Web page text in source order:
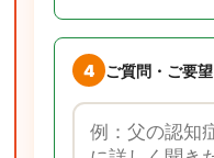
4 ご質問・ご要望
ご質問・ご要望